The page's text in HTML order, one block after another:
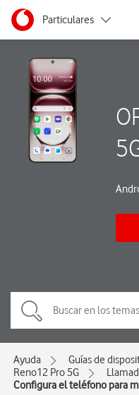
Ir a la pagina principal de
Menu navegación
Particulares
Autónomos
Pymes
Grandes empresas
y AA.PP.
Ayuda Guías de
Reno12 Pro 5G
Configura el teléfono para